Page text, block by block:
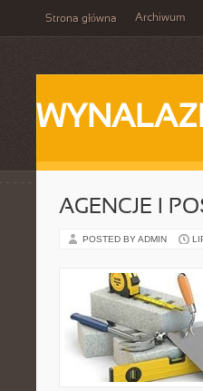
Strona główna Archiwum
AGENCJE I
POSTED BY ADMIN